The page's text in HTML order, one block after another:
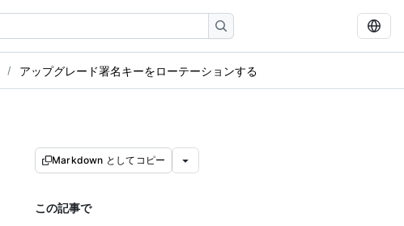
アップグレード署名キーをローテーションする
Markdown としてコピー
この記事で